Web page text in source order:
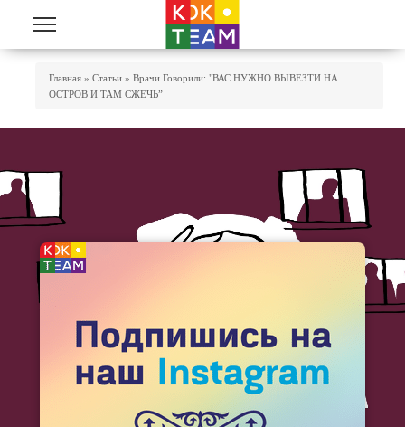
Перейти к основному содержанию
Главная » Статьи » Врачи Говорили: "ВАС НУЖНО ВЫВЕЗТИ НА
ОСТРОВ И ТАМ СЖЕЧЬ”